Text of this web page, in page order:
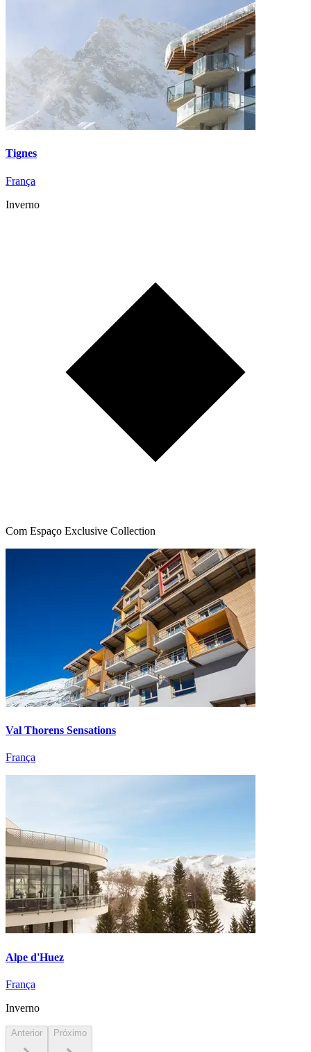
Tignes
França
Inverno
Com Espaço Exclusive Collection
Val Thorens Sensations
França
Alpe d'Huez
França
Inverno
Anterior Próximo